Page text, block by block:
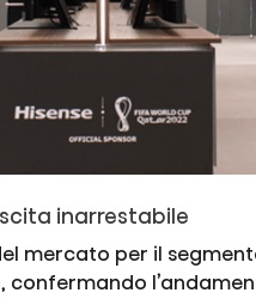
inarrestabile
mercato per il